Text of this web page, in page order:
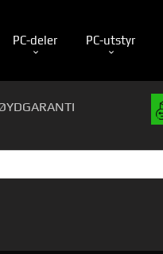
PC-deler PC-utstyr